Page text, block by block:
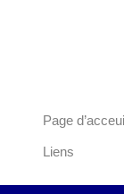
Page
Liens